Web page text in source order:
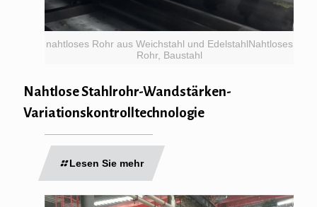
nahtloses Rohr aus Weichstahl und EdelstahlNahtloses
Rohr, Baustahl
Nahtlose Stahlrohr-Wandstärken-
Variationskontrolltechnologie
Lesen Sie mehr